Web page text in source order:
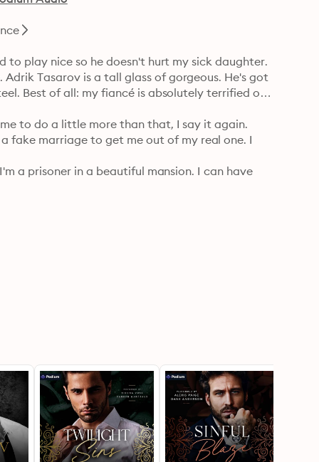
to play nice so he doesn't hurt my sick daughter.
Tasarov is a tall glass of gorgeous. He's got
Best of all: my fiancé is absolutely terrified of
me to do a little more than that, I say it again.
fake marriage to get me out of my real one. I
a prisoner in a beautiful mansion. I can have
know about. Something that will change